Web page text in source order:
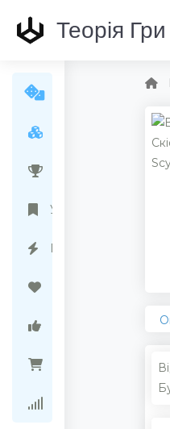
Народний рейтинг
Українські ігри
Передзамовлення
Теорія Гри